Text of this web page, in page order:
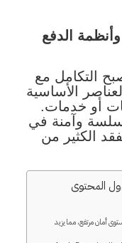
الدفع
التكامل مع
الأساسية
أو خدمات.
سلسة وآمنة في
الكثير من
أمان مرتفع، مما يزيد